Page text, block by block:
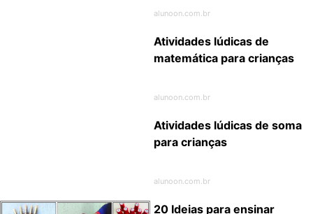
alunoon.com.br
Atividades lúdicas de
matemática para crianças
alunoon.com.br
Atividades lúdicas de soma
para crianças
alunoon.com.br
20 Ideias para ensinar